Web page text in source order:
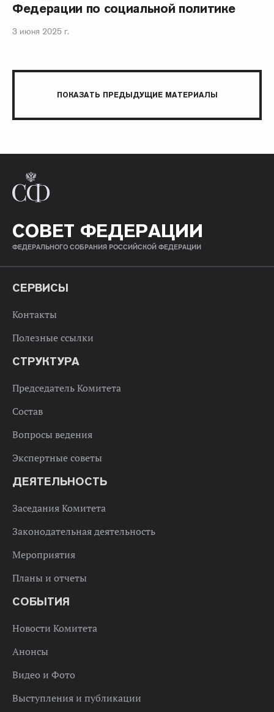
Федерации по социальной политике
3 июня 2025 г.
ПОКАЗАТЬ ПРЕДЫДУЩИЕ МАТЕРИАЛЫ
СОВЕТ ФЕДЕРАЦИИ
ФЕДЕРАЛЬНОГО СОБРАНИЯ РОССИЙСКОЙ ФЕДЕРАЦИИ
СЕРВИСЫ
Контакты
Полезные ссылки
СТРУКТУРА
Председатель Комитета
Состав
Вопросы ведения
Экспертные советы
ДЕЯТЕЛЬНОСТЬ
Заседания Комитета
Законодательная деятельность
Мероприятия
Планы и отчеты
СОБЫТИЯ
Новости Комитета
Анонсы
Видео и Фото
Выступления и публикации